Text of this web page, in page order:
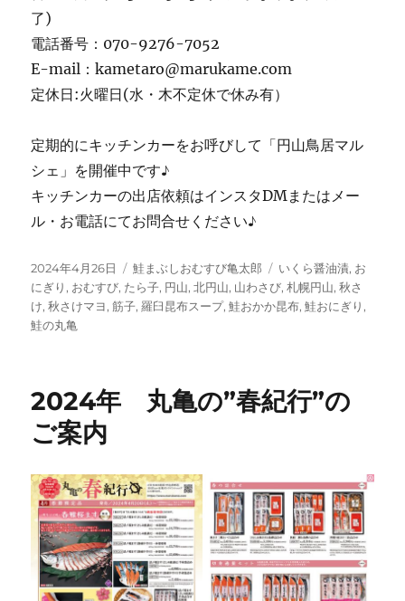
了)
電話番号：070-9276-7052
E-mail：kametaro@marukame.com
定休日:火曜日(水・木不定休で休み有）
定期的にキッチンカーをお呼びして「円山鳥居マル
シェ」を開催中です♪
キッチンカーの出店依頼はインスタDMまたはメー
ル・お電話にてお問合せください♪
投
稿
日:
2024年4月26日
カ
テ
ゴ
鮭まぶしおむすび亀太郎
タ
グ
いくら醤油漬, お
にぎり , おむすび, たら子, 円山,北円山, 山わさび,札幌円山,秋さ
け,秋さけマヨ,筋子,羅臼昆布スープ,鮭おかか昆布,鮭おにぎり ,
鮭の丸亀
2024年 丸亀の”春紀行”の
ご案内